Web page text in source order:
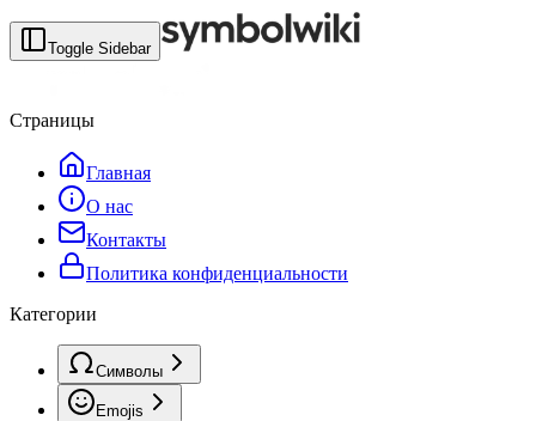
Toggle Sidebar
Страницы
Главная
О нас
Контакты
Политика конфиденциальности
Категории
Символы
Emojis